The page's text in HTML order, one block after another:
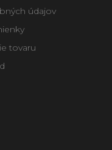
údajov
tovaru